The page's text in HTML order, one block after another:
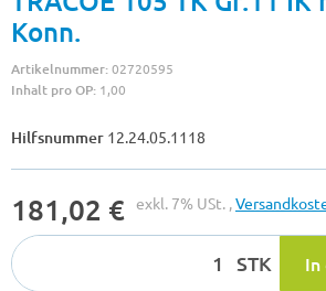
Konn.
Artikelnummer:02720595
Inhalt pro OP: 1,00
Hilfsnummer 12.24.05.1118
181,02 € exkl. 7% USt. ,
STK In